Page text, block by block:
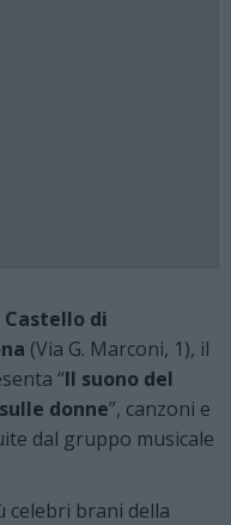
Castello di
(Via G. Marconi, 1), il
“Il suono del
donne”, canzoni e
dal gruppo musicale
celebri brani della